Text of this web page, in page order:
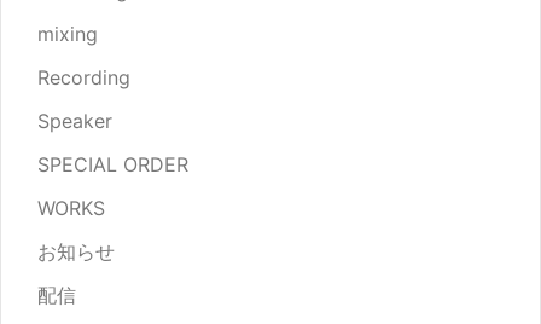
mixing
Recording
Speaker
SPECIAL ORDER
WORKS
お知らせ
配信